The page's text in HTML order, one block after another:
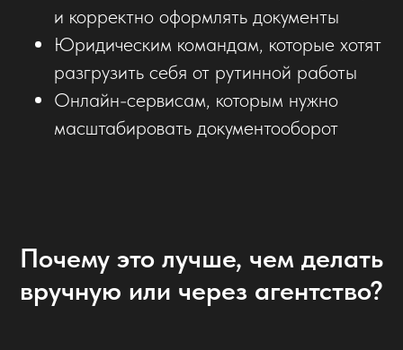
и корректно оформлять документы
Юридическим командам, которые хотят
разгрузить себя от рутинной работы
Онлайн-сервисам, которым нужно
масштабировать документооборот
Почему это лучше, чем делать
вручную или через агентство?